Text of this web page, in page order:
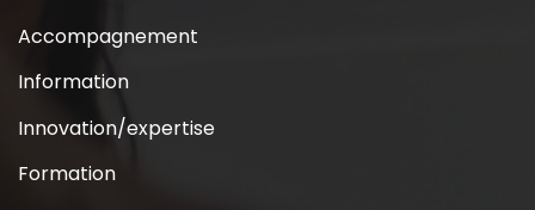
Accompagnement
Information
Innovation/expertise
Formation